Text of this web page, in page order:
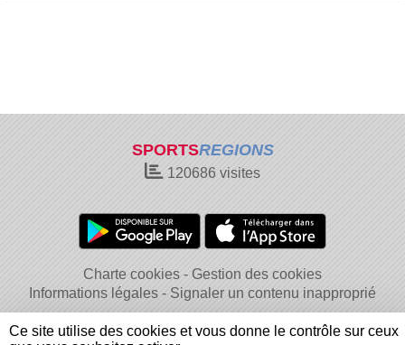
SPORTSREGIONS
120686 visites
Charte cookies
Gestion des cookies
Informations légales
Signaler un contenu inapproprié
Ce site utilise des cookies et vous donne le contrôle sur ceux